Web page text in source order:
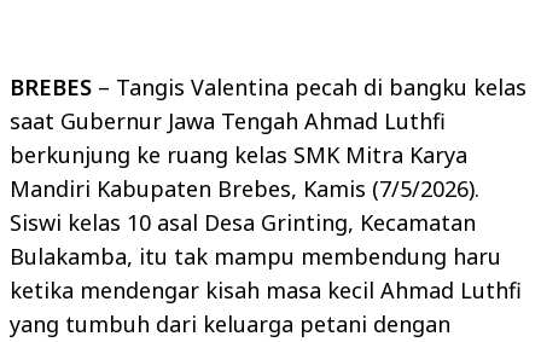
BREBES – Tangis Valentina pecah di bangku kelas
saat Gubernur Jawa Tengah Ahmad Luthfi
berkunjung ke ruang kelas SMK Mitra Karya
Mandiri Kabupaten Brebes, Kamis (7/5/2026).
Siswi kelas 10 asal Desa Grinting, Kecamatan
Bulakamba, itu tak mampu membendung haru
ketika mendengar kisah masa kecil Ahmad Luthfi
yang tumbuh dari keluarga petani dengan